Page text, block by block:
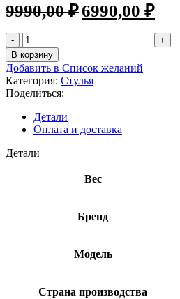
9990,00₽6990,00 ₽
В корзину
Добавить в Список желаний
Категория: Стулья
Поделиться:
Детали
Оплата и доставка
Детали
Вес
Бренд
Модель
Страна производства